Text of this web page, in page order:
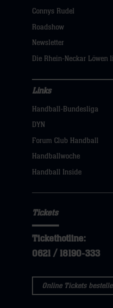
dann
hier
Connys Rudel
Roadshow
Newsletter
Die Rhein-Neckar Löwen
Navigation
öffnen,
dann
klicken
Links
Handball-Bundesliga
DYN
Forum Club Handball
Handballwoche
Handball Inside
Tickets
Tickethotline:
0621 / 18190-333
Online Tickets